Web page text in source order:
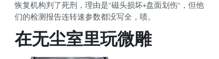
恢复机构判了死刑，理由是”磁头损坏+盘面划伤”，但他
们的检测报告连转速参数都没写全，啧。
在无尘室里玩微雕